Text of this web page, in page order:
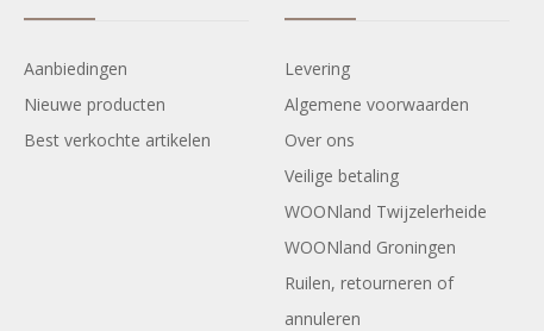
Aanbiedingen
Nieuwe producten
Best verkochte artikelen
Levering
Algemene voorwaarden
Over ons
Veilige betaling
WOONland Twijzelerheide
WOONland Groningen
Ruilen, retourneren of
annuleren